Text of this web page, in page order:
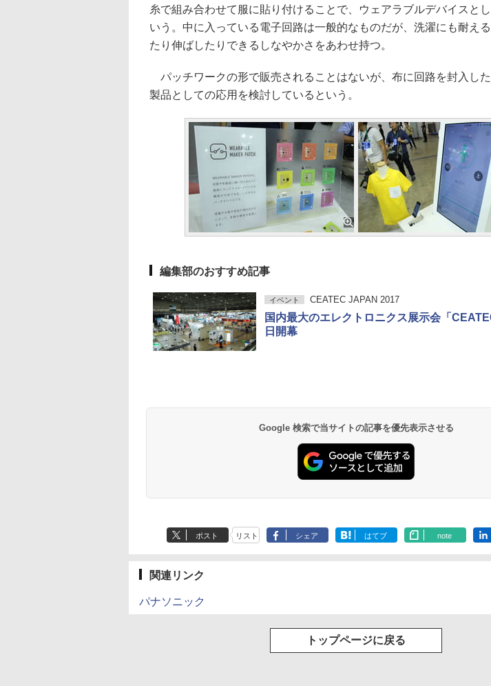
糸で組み合わせて服に貼り付けることで、ウェアラブルデバイスと
いう。中に入っている電子回路は一般的なものだが、洗濯にも耐え
たり伸ばしたりできるしなやかさをあわせ持つ。
パッチワークの形で販売されることはないが、布に回路を封入し
製品としての応用を検討しているという。
編集部のおすすめ記事
イベント CEATEC JAPAN 2017
国内最大のエレクトロニクス展示会「
日開幕
Google 検索で当サイトの記事を優先表示させる
ポスト リスト シェア はてブ note
関連リンク
パナソニック
トップページに戻る